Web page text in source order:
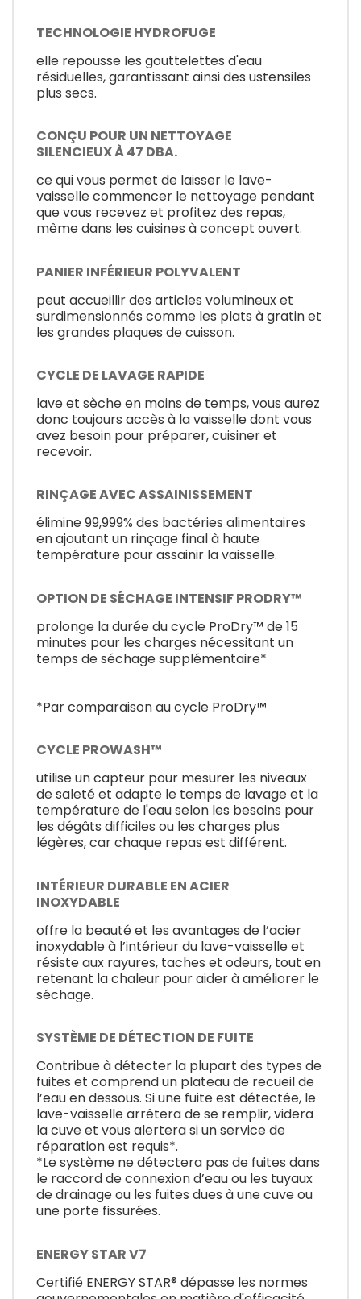
TECHNOLOGIE HYDROFUGE
elle repousse les gouttelettes d'eau
résiduelles, garantissant ainsi des ustensiles
plus secs.
CONÇU POUR UN NETTOYAGE
SILENCIEUX À 47 DBA.
ce qui vous permet de laisser le lave-
vaisselle commencer le nettoyage pendant
que vous recevez et profitez des repas,
même dans les cuisines à concept ouvert.
PANIER INFÉRIEUR POLYVALENT
peut accueillir des articles volumineux et
surdimensionnés comme les plats à gratin et
les grandes plaques de cuisson.
CYCLE DE LAVAGE RAPIDE
lave et sèche en moins de temps, vous aurez
donc toujours accès à la vaisselle dont vous
avez besoin pour préparer, cuisiner et
recevoir.
RINÇAGE AVEC ASSAINISSEMENT
élimine 99,999% des bactéries alimentaires
en ajoutant un rinçage final à haute
température pour assainir la vaisselle.
OPTION DE SÉCHAGE INTENSIF PRODRY™
prolonge la durée du cycle ProDry™ de 15
minutes pour les charges nécessitant un
temps de séchage supplémentaire*
*Par comparaison au cycle ProDry™
CYCLE PROWASH™
utilise un capteur pour mesurer les niveaux
de saleté et adapte le temps de lavage et la
température de l'eau selon les besoins pour
les dégâts difficiles ou les charges plus
légères, car chaque repas est différent.
INTÉRIEUR DURABLE EN ACIER
INOXYDABLE
offre la beauté et les avantages de l’acier
inoxydable à l’intérieur du lave-vaisselle et
résiste aux rayures, taches et odeurs, tout en
retenant la chaleur pour aider à améliorer le
séchage.
SYSTÈME DE DÉTECTION DE FUITE
Contribue à détecter la plupart des types de
fuites et comprend un plateau de recueil de
l’eau en dessous. Si une fuite est détectée, le
lave-vaisselle arrêtera de se remplir, videra
la cuve et vous alertera si un service de
réparation est requis*.
*Le système ne détectera pas de fuites dans
le raccord de connexion d’eau ou les tuyaux
de drainage ou les fuites dues à une cuve ou
une porte fissurées.
ENERGY STAR V7
Certifié ENERGY STAR® dépasse les normes